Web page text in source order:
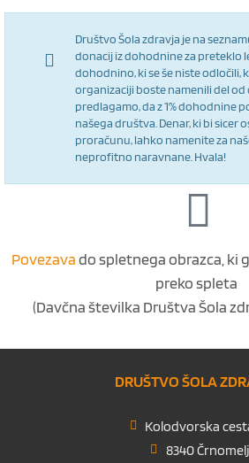
Društvo Šola zdravja je na
donacij iz dohodnine za preteklo
dohodnino, ki se še niste odločili,
organizaciji boste namenili del
predlagamo, da z 1% dohodnine
našega društva. Denar, ki bi sicer
proračunu, lahko namenite za
neprofitno naravnane. Hvala!
Povezavado spletnega obrazca, ki
preko spleta
(Davčna številka Društva Šola
DRUŠTVO ŠOLA
Kolodvorska
8340 Črnomelj